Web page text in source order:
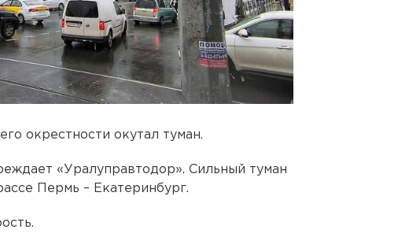
окрестности окутал туман.
«Уралуправтодор». Сильный туман
Пермь – Екатеринбург.